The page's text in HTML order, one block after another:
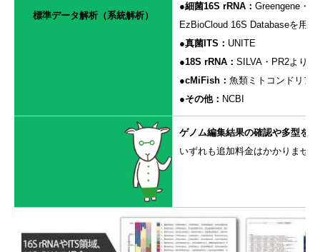
標準データ解析（系統解析）
●細菌16S rRNA： Greengene・
EzBioCloud 16S Databaseを用
●真菌ITS： UNITE
●18S rRNA： SILVA・PR2より
●cMiFish： 魚類ミトコンドリア
●その他： NCBI
ゲノム編集結果の確認や多型を
いずれも追加料金はかかりませ